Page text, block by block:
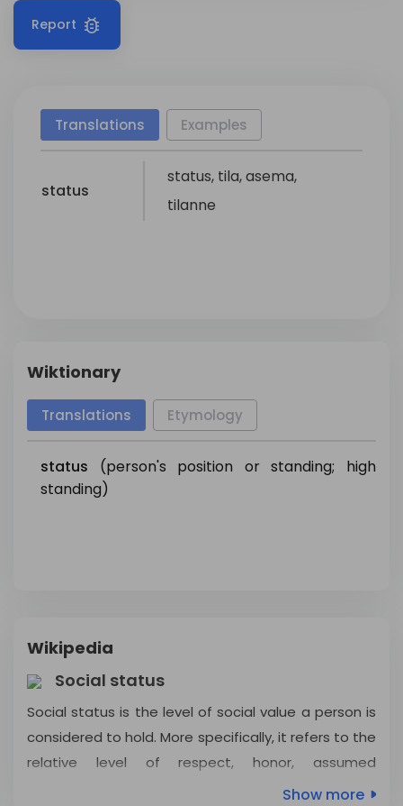
Report
Translations Examples
status
status, tila,asema,
tilanne
Wiktionary
Translations Etymology
status (person's position or standing; high
standing)
Wikipedia
Social status
Social status is the level of social value a person is
considered to hold. More specifically, it refers to the
relative level of respect, honor, assumed
competence, and deference accorded to people,
Show more